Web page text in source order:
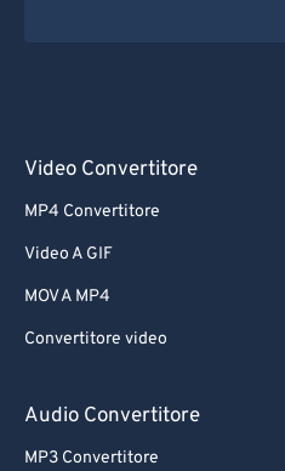
Video Convertitore
MP4 Convertitore
Video A GIF
MOV A MP4
Convertitore video
Audio Convertitore
MP3 Convertitore